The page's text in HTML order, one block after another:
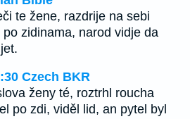
te žene, razdrije na sebi
zidinama, narod vidje da
Czech BKR
ženy té, roztrhl roucha
po zdi, viděl lid, an pytel byl